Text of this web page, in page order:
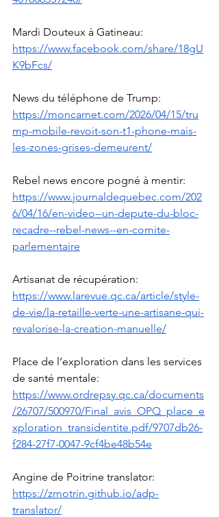
Mardi Douteux à Gatineau:
https://www.facebook.com/share/18gU
K9bFcs/
News du téléphone de Trump:
https://moncarnet.com/2026/04/15/tru
mp-mobile-revoit-son-t1-phone-mais-
les-zones-grises-demeurent/
Rebel news encore pogné à mentir:
https://www.journaldequebec.com/202
6/04/16/en-video--un-depute-du-bloc-
recadre--rebel-news--en-comite-
parlementaire
Artisanat de récupération:
https://www.larevue.qc.ca/article/style-
de-vie/la-retaille-verte-une-artisane-qui-
revalorise-la-creation-manuelle/
Place de l’exploration dans les services
de santé mentale:
https://www.ordrepsy.qc.ca/documents
/26707/500970/Final_avis_OPQ_place_e
xploration_transidentite.pdf/9707db26-
f284-27f7-0047-9cf4be48b54e
Angine de Poitrine translator:
https://zmotrin.github.io/adp-
translator/